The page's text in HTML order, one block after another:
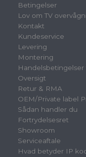
Betingelser
Lov om TV
Kontakt
Kundeservice
Levering
Montering
Oversigt
Retur & RMA
OEM/Private label
Sådan handler du
Fortrydelsesret
Showroom
Serviceaftale
Hvad betyder IP